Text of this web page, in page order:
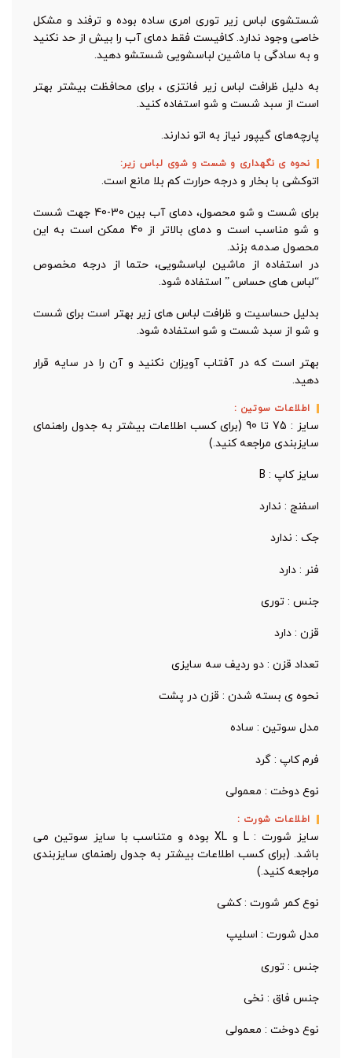
شستشوی لباس زیر توری امری ساده بوده و ترفند و مشکل
خاصی وجود ندارد. کافیست فقط دمای آب را بیش‌ از حد نکنید
و به سادگی با ماشین لباسشویی شستشو دهید.
به دلیل ظرافت لباس زیر فانتزی ، برای محافظت بیشتر بهتر
است از سبد شست و شو استفاده کنید.
پارچه‌های گیپور نیاز به اتو ندارند.
نحوه ی نگهداری و شست و شوی لباس زیر:
اتوکشی با بخار و درجه حرارت کم بلا مانع است.
برای شست و شو محصول، دمای آب بین 30-40 جهت شست
و شو مناسب است و دمای بالاتر از 40 ممکن است به این
محصول صدمه بزند.
در استفاده از ماشین لباسشویی، حتما از درجه مخصوص
“لباس های حساس ” استفاده شود.
بدلیل حساسیت و ظرافت لباس های زیر بهتر است برای شست
و شو از سبد شست و شو استفاده شود.
بهتر است که در آفتاب آویزان نکنید و آن را در سایه قرار
دهید.
اطلاعات سوتین :
سایز : 75 تا 90 (برای کسب اطلاعات بیشتر به جدول راهنمای
سایزبندی مراجعه کنید.)
سایز کاپ : B
اسفنج : ندارد
جک : ندارد
فنر : دارد
جنس : توری
قزن : دارد
تعداد قزن : دو ردیف سه سایزی
نحوه ی بسته شدن : قزن در پشت
مدل سوتین : ساده
فرم کاپ : گرد
نوع دوخت : معمولی
اطلاعات شورت :
سایز شورت : L و XL بوده و متناسب با سایز سوتین می
باشد. (برای کسب اطلاعات بیشتر به جدول راهنمای سایزبندی
مراجعه کنید.)
نوع کمر شورت : کشی
مدل شورت : اسلیپ
جنس : توری
جنس فاق : نخی
نوع دوخت : معمولی